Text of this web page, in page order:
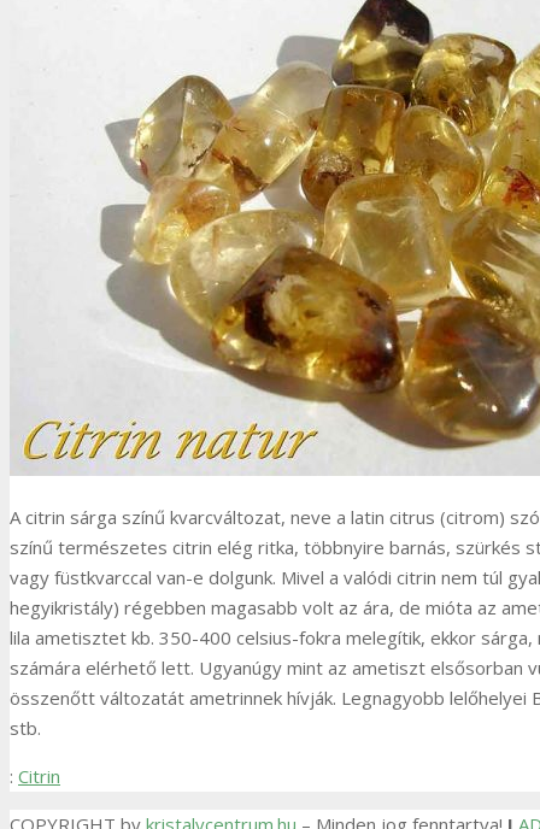
A citrin sárga színű kvarcváltozat, neve a latin citrus (citrom)
színű természetes citrin elég ritka, többnyire barnás, szürkés
vagy füstkvarccal van-e dolgunk. Mivel a valódi citrin nem túl
hegyikristály) régebben magasabb volt az ára, de mióta az
lila ametisztet kb. 350-400 celsius-fokra melegítik, ekkor
számára elérhető lett. Ugyanúgy mint az ametiszt elsősorban
összenőtt változatát ametrinnek hívják. Legnagyobb lelőhelyei
stb.
: Citrin
COPYRIGHT by kristalycentrum.hu – Minden jog fenntartva! I